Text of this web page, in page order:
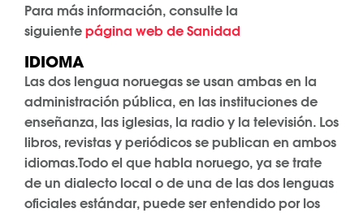
Para más información, consulte la
siguientepágina web de Sanidad
IDIOMA
Las dos lengua noruegas se usan ambas en la
administración pública, en las instituciones de
enseñanza, las iglesias, la radio y la televisión. Los
libros, revistas y periódicos se publican en ambos
idiomas.Todo el que habla noruego, ya se trate
de un dialecto local o de una de las dos lenguas
oficiales estándar, puede ser entendido por los